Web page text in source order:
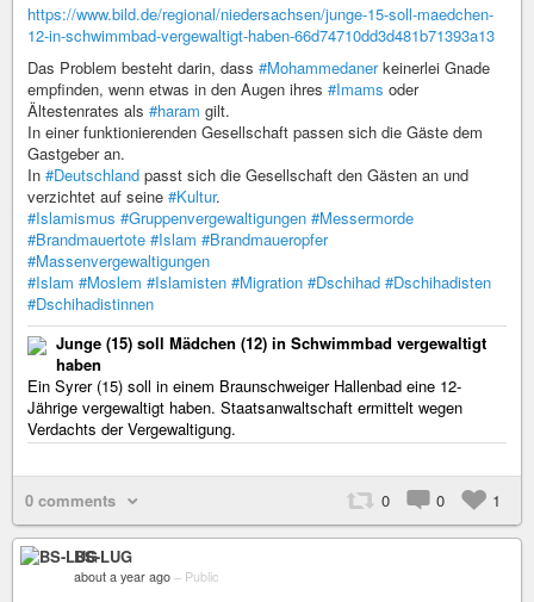
https://www.bild.de/regional/niedersachsen/junge-15-soll-maedchen-
12-in-schwimmbad-vergewaltigt-haben-66d74710dd3d481b71393a13
Das Problem besteht darin, dass #Mohammedanerkeinerlei Gnade
empfinden, wenn etwas in den Augen ihres #Imams oder
Ältestenrates als #haram gilt.
In einer funktionierenden Gesellschaft passen sich die Gäste dem
Gastgeber an.
In #Deutschland passt sich die Gesellschaft den Gästen an und
verzichtet auf seine #Kultur.
#Islamismus #Gruppenvergewaltigungen #Messermorde
#Brandmauertote #Islam #Brandmaueropfer
#Massenvergewaltigungen
#Islam #Moslem #Islamisten #Migration #Dschihad #Dschihadisten
#Dschihadistinnen
Junge (15) soll Mädchen (12) in Schwimmbad vergewaltigt
haben
Ein Syrer (15) soll in einem Braunschweiger Hallenbad eine 12-
Jährige vergewaltigt haben. Staatsanwaltschaft ermittelt wegen
Verdachts der Vergewaltigung.
0 comments 0 0 1
BS-LUG
about a year ago – Public